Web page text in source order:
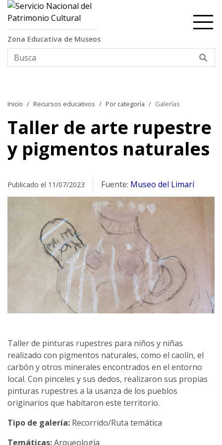
Contenido principal
Zona Educativa de Museos
Inicio Recursos educativos Por categoría Galerías
Taller de arte rupestre
y pigmentos naturales
Publicado el 11/07/2023 Fuente: Museo del Limarí
Taller de pinturas rupestres para niños y niñas
realizado con pigmentos naturales, como el caolín, el
carbón y otros minerales encontrados en el entorno
local. Con pinceles y sus dedos, realizaron sus propias
pinturas rupestres a la usanza de los pueblos
originarios que habitaron este territorio.
Tipo de galería: Recorrido/Ruta temática
Temáticas:Arqueología